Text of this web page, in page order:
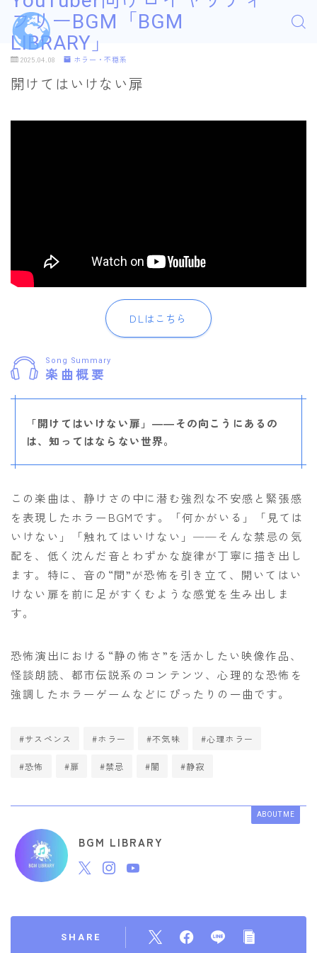
フリーBGM「BGM
LIBRARY」
2025.04.08 ホラー・不穏系
開けてはいけない扉
DLはこちら
Song Summary
楽曲概要
「開けてはいけない扉」――その向こうにあるの
は、知ってはならない世界。
この楽曲は、静けさの中に潜む強烈な不安感と緊張感
を表現したホラーBGMです。「何かがいる」「見ては
いけない」「触れてはいけない」──そんな禁忌の気
配を、低く沈んだ音とわずかな旋律が丁寧に描き出し
ます。特に、音の“間”が恐怖を引き立て、開いてはい
けない扉を前に足がすくむような感覚を生み出しま
す。
恐怖演出における“静の怖さ”を活かしたい映像作品、
怪談朗読、都市伝説系のコンテンツ、心理的な恐怖を
強調したホラーゲームなどにぴったりの一曲です。
#サスペンス #ホラー #不気味 #心理ホラー
#恐怖 #扉 #禁忌 #闇 #静寂
ABOUT ME
BGM LIBRARY
SHARE